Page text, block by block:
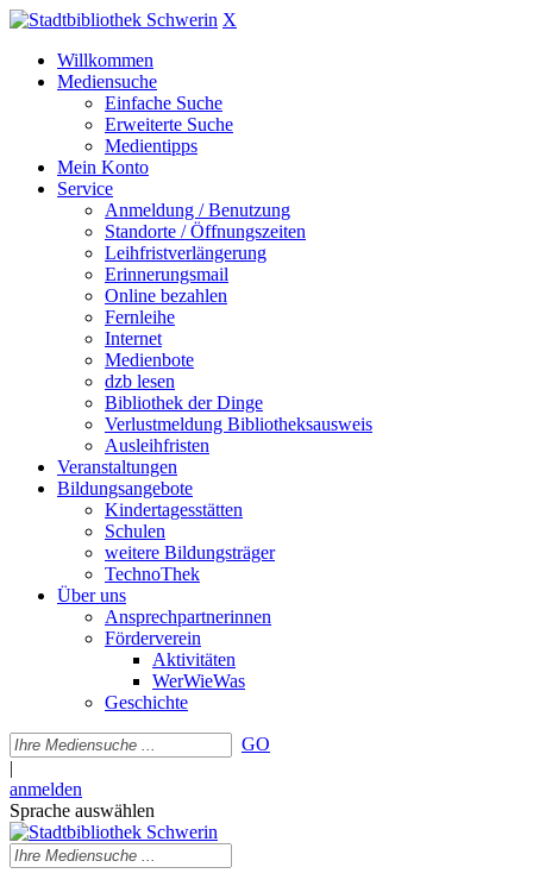
X
Willkommen
Mediensuche
Einfache Suche
Erweiterte Suche
Medientipps
Mein Konto
Service
Anmeldung / Benutzung
Standorte / Öffnungszeiten
Leihfristverlängerung
Erinnerungsmail
Online bezahlen
Fernleihe
Internet
Medienbote
dzb lesen
Bibliothek der Dinge
Verlustmeldung Bibliotheksausweis
Ausleihfristen
Veranstaltungen
Bildungsangebote
Kindertagesstätten
Schulen
weitere Bildungsträger
TechnoThek
Über uns
Ansprechpartnerinnen
Förderverein
Aktivitäten
WerWieWas
Geschichte
GO
|
anmelden
Sprache auswählen